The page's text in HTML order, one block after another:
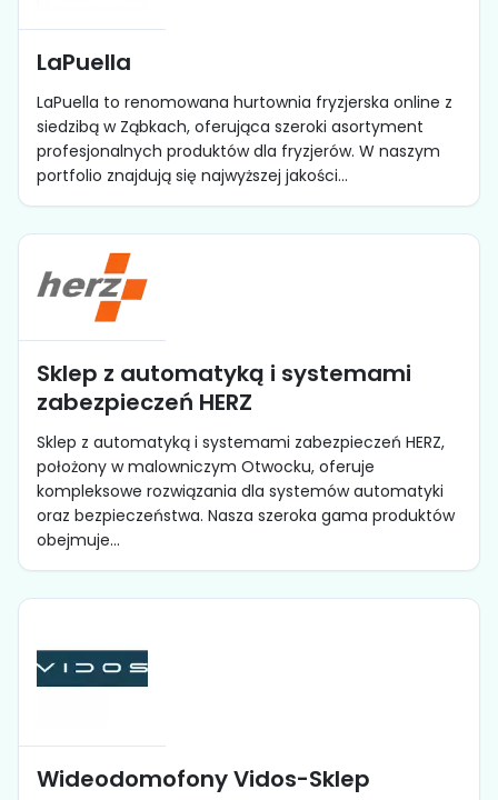
LaPuella
LaPuella to renomowana hurtownia fryzjerska online z
siedzibą w Ząbkach, oferująca szeroki asortyment
profesjonalnych produktów dla fryzjerów. W naszym
portfolio znajdują się najwyższej jakości...
Sklep z automatyką i systemami
zabezpieczeń HERZ
Sklep z automatyką i systemami zabezpieczeń HERZ,
położony w malowniczym Otwocku, oferuje
kompleksowe rozwiązania dla systemów automatyki
oraz bezpieczeństwa. Nasza szeroka gama produktów
obejmuje...
Wideodomofony Vidos-Sklep